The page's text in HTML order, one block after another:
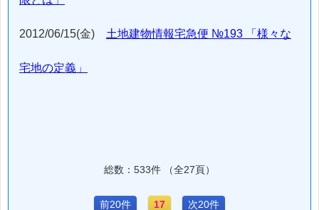
2012/06/15(金) 土地建物情報宅急便 №193 「様々な
宅地の定義」
総数：533件 （全27頁）
前20件 17 次20件